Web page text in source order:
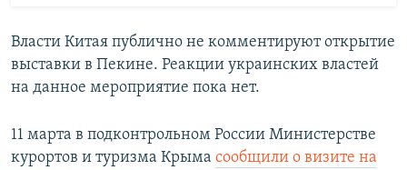
Власти Китая публично не комментируют открытие
выставки в Пекине. Реакции украинских властей
на данное мероприятие пока нет.
11 марта в подконтрольном России Министерстве
курортов и туризма Крыма сообщили о визите на